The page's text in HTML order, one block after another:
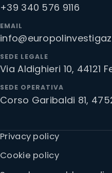
+39 340 576 9116
EMAIL
SEDE LEGALE
Via Aldighieri 10, 44121
SEDE OPERATIVA
Corso Garibaldi 81,
Privacy policy
Cookie policy